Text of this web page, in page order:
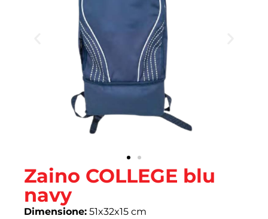
Zaino COLLEGE blu
navy
Dimensione: 51x32x15 cm